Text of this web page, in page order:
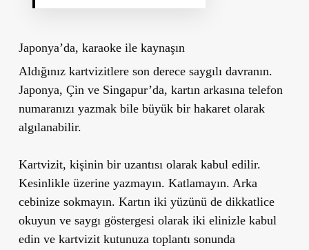
Japonya’da, karaoke ile kaynaşın
Aldığınız kartvizitlere son derece saygılı davranın.
Japonya, Çin ve Singapur’da, kartın arkasına telefon
numaranızı yazmak bile büyük bir hakaret olarak
algılanabilir.
Kartvizit, kişinin bir uzantısı olarak kabul edilir.
Kesinlikle üzerine yazmayın. Katlamayın. Arka
cebinize sokmayın. Kartın iki yüzünü de dikkatlice
okuyun ve saygı göstergesi olarak iki elinizle kabul
edin ve kartvizit kutunuza toplantı sonunda